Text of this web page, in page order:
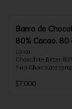
con la textura y
de las avellanas y
Formato: tableta 80
Barra de
80% Cacao. 80
Loica.
Chocolate Bitter
Fino Chocolate
de frutas rojas,
$7.000